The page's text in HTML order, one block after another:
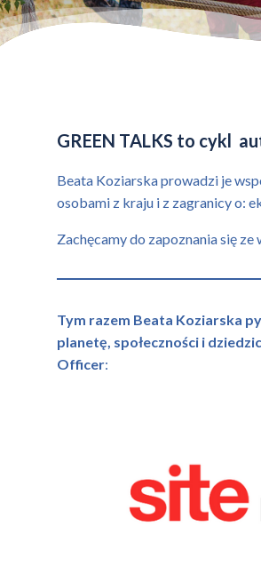
GREEN TALKS to cykl
Beata Koziarska prowadzi je
osobami z kraju i z zagranicy o:
Zachęcamy do zapoznania się
Tym razem Beata Koziarska
planetę, społeczności i
Officer: